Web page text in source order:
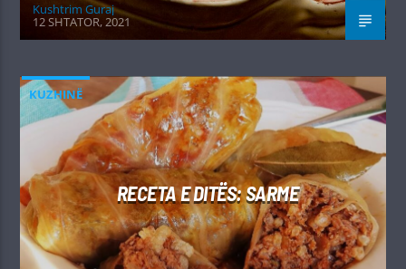
Kushtrim Guraj
12 SHTATOR, 2021
KUZHINË
RECETA E DITËS: SARME